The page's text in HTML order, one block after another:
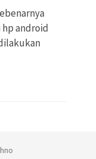
android